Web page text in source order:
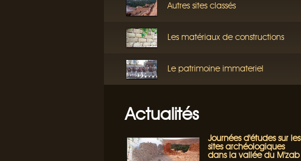
Autres sites classés
Les matériaux de constructions
Le patrimoine immateriel
Actualités
Journées d'études sur les
sites archéologiques
dans la vallée du M'zab